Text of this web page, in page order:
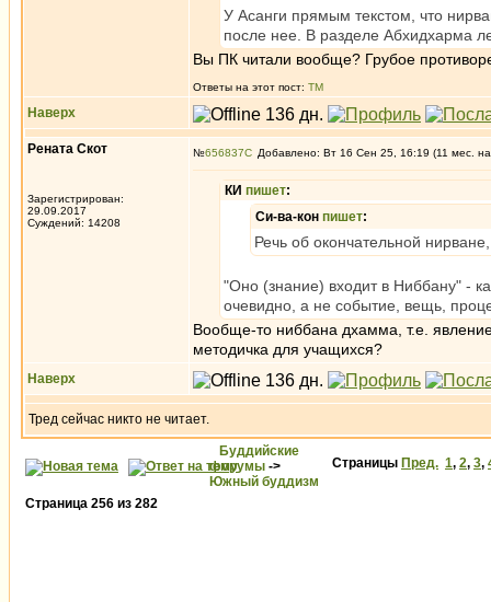
У Асанги прямым текстом, что
после нее. В разделе Абхидхарма
Вы ПК читали вообще? Грубое
Ответы на этот пост: ТМ
Наверх
Рената Скот
Зарегистрирован:
29.09.2017
Суждений: 14208
№656837 Добавлено: Вт 16 Сен 25, 16:19 (11 мес.
КИ пишет:
Си-ва-кон пишет:
Речь об окончательной
"Оно (знание) входит в Ниббану" -
очевидно, а не событие, вещь,
Вообще-то ниббана дхамма, т.е.
методичка для учащихся?
Наверх
Тред сейчас никто не читает.
Буддийские
форумы ->
Южный буддизм
Страницы Пред. 1, 2, 3,
Страница 256 из 282